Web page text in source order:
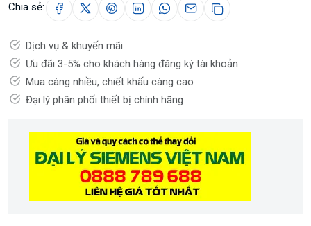
Chia sẻ:
Dịch vụ & khuyến mãi
Ưu đãi 3-5% cho khách hàng đăng ký tài khoản
Mua càng nhiều, chiết khấu càng cao
Đại lý phân phối thiết bị chính hãng